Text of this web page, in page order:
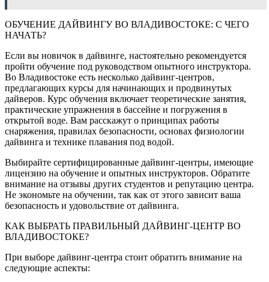
ОБУЧЕНИЕ ДАЙВИНГУ ВО ВЛАДИВОСТОКЕ: С ЧЕГО
НАЧАТЬ?
Если вы новичок в дайвинге, настоятельно рекомендуется
пройти обучение под руководством опытного инструктора.
Во Владивостоке есть несколько дайвинг-центров,
предлагающих курсы для начинающих и продвинутых
дайверов. Курс обучения включает теоретические занятия,
практические упражнения в бассейне и погружения в
открытой воде. Вам расскажут о принципах работы
снаряжения, правилах безопасности, основах физиологии
дайвинга и технике плавания под водой.
Выбирайте сертифицированные дайвинг-центры, имеющие
лицензию на обучение и опытных инструкторов. Обратите
внимание на отзывы других студентов и репутацию центра.
Не экономьте на обучении, так как от этого зависит ваша
безопасность и удовольствие от дайвинга.
КАК ВЫБРАТЬ ПРАВИЛЬНЫЙ ДАЙВИНГ-ЦЕНТР ВО
ВЛАДИВОСТОКЕ?
При выборе дайвинг-центра стоит обратить внимание на
следующие аспекты: